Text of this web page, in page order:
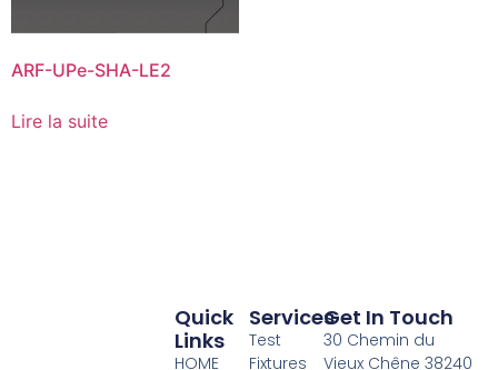
ARF-UPe-SHA-LE2
Lire la suite
Services
Test
Fixtures
Quick
Links
HOME
Get In Touch
30 Chemin du
Vieux Chêne 38240